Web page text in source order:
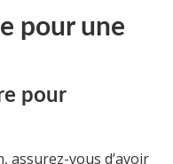
pour une
pour
assurez-vous d’avoir